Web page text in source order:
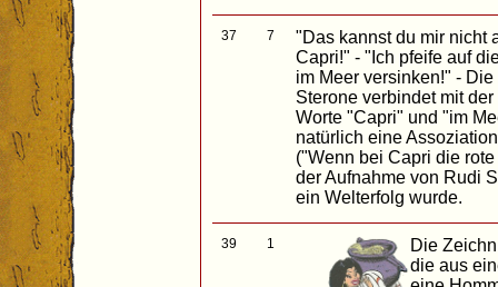
37 7
"Das kannst du mir nicht
Capri!" - "Ich pfeife auf
im Meer versinken!" -
Sterone verbindet mit
Worte "Capri" und "im
natürlich eine
("Wenn bei Capri die
der Aufnahme von Rudi
ein Welterfolg wurde.
39 1
Die
die aus